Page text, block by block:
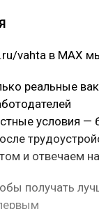
vahta в MAX
реальные
условия —
и отвечаем
получать